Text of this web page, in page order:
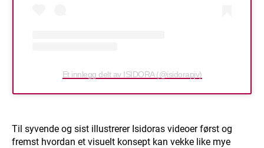
Et innlegg delt av ISIDORA (@isidorapjv)
Til syvende og sist illustrerer Isidoras videoer først og
fremst hvordan et visuelt konsept kan vekke like mye